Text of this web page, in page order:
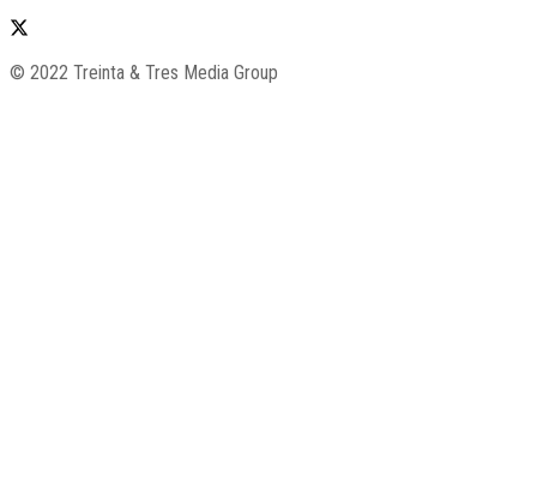
© 2022 Treinta & Tres Media Group